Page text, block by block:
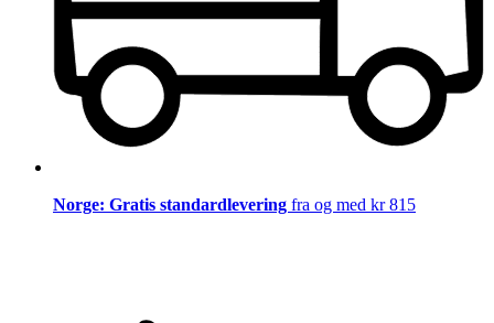
Norge: Gratis standardlevering fra og med kr 815